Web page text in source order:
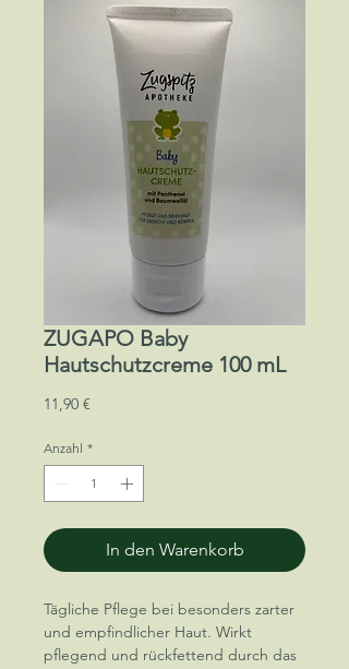
ZUGAPO Baby
Hautschutzcreme 100 mL
11,90 €
Anzahl *
In den Warenkorb
Tägliche Pflege bei besonders zarter
und empfindlicher Haut. Wirkt
pflegend und rückfettend durch das